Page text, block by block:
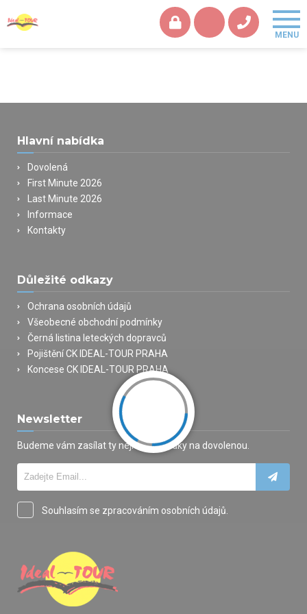
Hlavní nabídka
Dovolená
First Minute 2026
Last Minute 2026
Informace
Kontakty
Důležité odkazy
Ochrana osobních údajů
Všeobecné obchodní podmínky
Černá listina leteckých dopravců
Pojištění CK IDEAL-TOUR PRAHA
Koncese CK IDEAL-TOUR PRAHA
Newsletter
Budeme vám zasílat ty nejlepší nabídky na dovolenou.
Souhlasím se zpracováním osobních údajů.